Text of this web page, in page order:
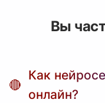
Вы
Как
онлайн?